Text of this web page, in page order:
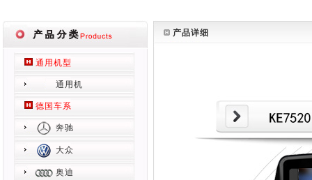
通用机型
通用机
德国车系
奔驰
大众
奥迪
产品详细